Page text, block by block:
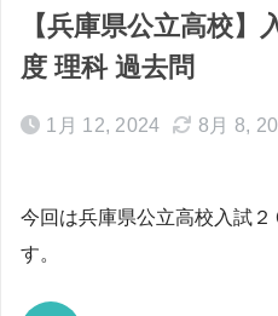
【兵庫県公立高校
度 理科 過去問
1月 12, 2024 8月 8,
今回は兵庫県公立高校入試
す。